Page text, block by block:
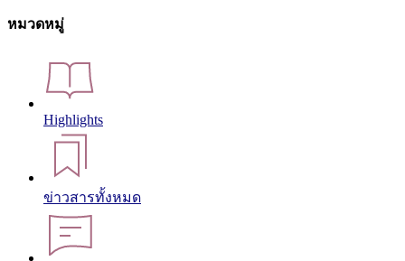
หมวดหมู่
Highlights
ข่าวสารทั้งหมด